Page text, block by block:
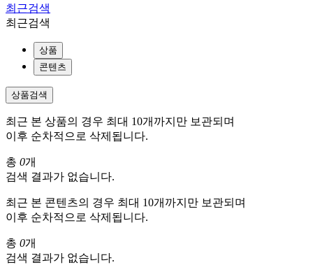
최근검색
최근검색
상품
콘텐츠
상품검색
최근 본 상품의 경우 최대 10개까지만 보관되며
이후 순차적으로 삭제됩니다.
총 0개
검색 결과가 없습니다.
최근 본 콘텐츠의 경우 최대 10개까지만 보관되며
이후 순차적으로 삭제됩니다.
총 0개
검색 결과가 없습니다.